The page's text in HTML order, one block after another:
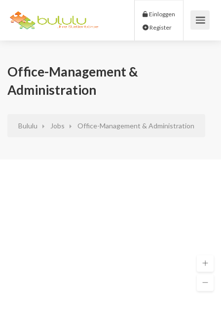
Einloggen
Office-Management &
Administration
Bululu Jobs Office-Management & Administration